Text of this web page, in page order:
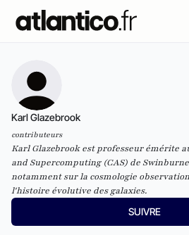
Karl Glazebrook
contributeurs
Karl Glazebrook est professeur émérite
and Supercomputing (CAS) de
notamment sur la cosmologie
l'histoire évolutive des galaxies.
SUIVRE